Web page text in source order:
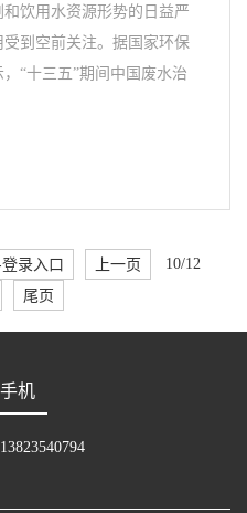
饮用水资源形势的日益严
到空前关注。据国家环保
“十三五”期间中国废水治
录入口 上一页 10/12
尾页
手机
13823540794